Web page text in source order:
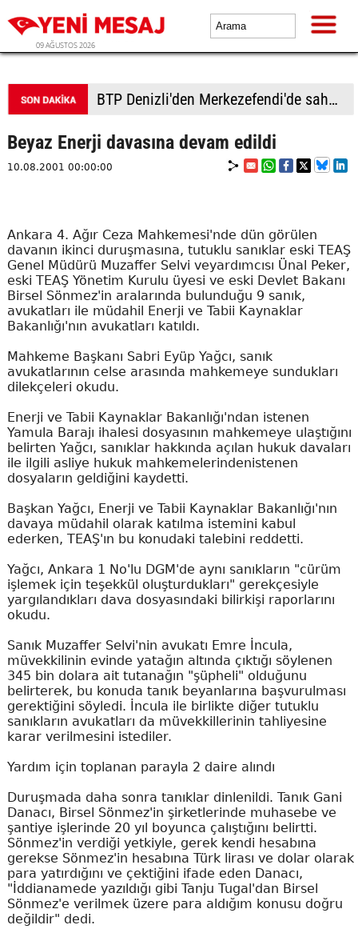
09 AĞUSTOS 2026
BTP Denizli'den Merkezefendi'de saha çalışması
Beyaz Enerji davasına devam edildi
10.08.2001 00:00:00
Ankara 4. Ağır Ceza Mahkemesi'nde dün görülen
davanın ikinci duruşmasına, tutuklu sanıklar eski TEAŞ
Genel Müdürü Muzaffer Selvi veyardımcısı Ünal Peker,
eski TEAŞ Yönetim Kurulu üyesi ve eski Devlet Bakanı
Birsel Sönmez'in aralarında bulunduğu 9 sanık,
avukatları ile müdahil Enerji ve Tabii Kaynaklar
Bakanlığı'nın avukatları katıldı.
Mahkeme Başkanı Sabri Eyüp Yağcı, sanık
avukatlarının celse arasında mahkemeye sundukları
dilekçeleri okudu.
Enerji ve Tabii Kaynaklar Bakanlığı'ndan istenen
Yamula Barajı ihalesi dosyasının mahkemeye ulaştığını
belirten Yağcı, sanıklar hakkında açılan hukuk davaları
ile ilgili asliye hukuk mahkemelerindenistenen
dosyaların geldiğini kaydetti.
Başkan Yağcı, Enerji ve Tabii Kaynaklar Bakanlığı'nın
davaya müdahil olarak katılma istemini kabul
ederken, TEAŞ'ın bu konudaki talebini reddetti.
Yağcı, Ankara 1 No'lu DGM'de aynı sanıkların "cürüm
işlemek için teşekkül oluşturdukları" gerekçesiyle
yargılandıkları dava dosyasındaki bilirkişi raporlarını
okudu.
Sanık Muzaffer Selvi'nin avukatı Emre İncula,
müvekkilinin evinde yatağın altında çıktığı söylenen
345 bin dolara ait tutanağın "şüpheli" olduğunu
belirterek, bu konuda tanık beyanlarına başvurulması
gerektiğini söyledi. İncula ile birlikte diğer tutuklu
sanıkların avukatları da müvekkillerinin tahliyesine
karar verilmesini istediler.
Yardım için toplanan parayla 2 daire alındı
Duruşmada daha sonra tanıklar dinlenildi. Tanık Gani
Danacı, Birsel Sönmez'in şirketlerinde muhasebe ve
şantiye işlerinde 20 yıl boyunca çalıştığını belirtti.
Sönmez'in verdiği yetkiyle, gerek kendi hesabına
gerekse Sönmez'in hesabına Türk lirası ve dolar olarak
para yatırdığını ve çektiğini ifade eden Danacı,
"İddianamede yazıldığı gibi Tanju Tugal'dan Birsel
Sönmez'e verilmek üzere para aldığım konusu doğru
değildir" dedi.